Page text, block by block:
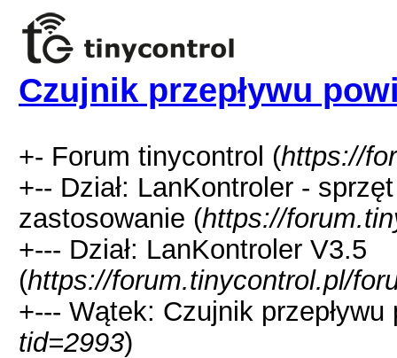
Czujnik przepływu
+- Forum tinycontrol (https://
+-- Dział: LanKontroler -
zastosowanie (https://
+--- Dział: LanKontroler V3.5
(https://forum.tinycontrol.pl/
+--- Wątek: Czujnik przepływu
tid=2993)